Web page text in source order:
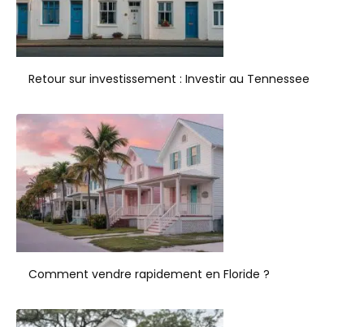
Retour sur investissement : Investir au Tennessee
Comment vendre rapidement en Floride ?